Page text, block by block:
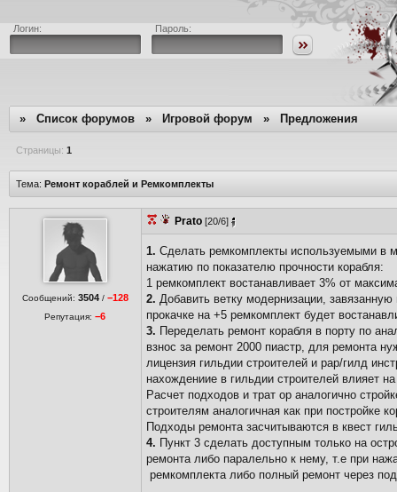
Логин: Пароль:
» Список форумов » Игровой форум » Предложения
Страницы: 1
Тема: Ремонт кораблей и Ремкомплекты
Сообщений: 3504 / −128
Репутация:−6
Prato [20/6]
1. Сделать ремкомплекты используемыми в
нажатию по показателю прочности корабля:
1 ремкомплект востанавливает 3% от
2. Добавить ветку модернизации,
прокачке на +5 ремкомплект будет
3. Переделать ремонт корабля в порту по
взнос за ремонт 2000 пиастр, для ремонта
лицензия гильдии строителей и рар/гилд
нахождениие в гильдии строителей влияет
Расчет подходов и трат ор аналогично
строителям аналогичная как при постройке
Подходы ремонта засчитываются в квест
4. Пункт 3 сделать доступным только на
ремонта либо паралельно к нему, т.е при
ремкомплекта либо полный ремонт через